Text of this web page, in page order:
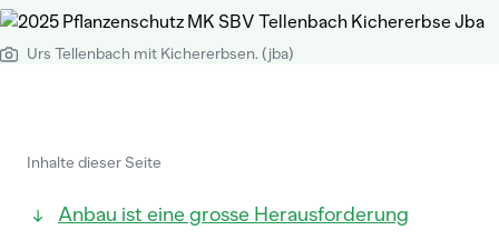
Urs Tellenbach mit Kichererbsen. (jba)
Inhalte dieser Seite
Anbau ist eine grosse Herausforderung